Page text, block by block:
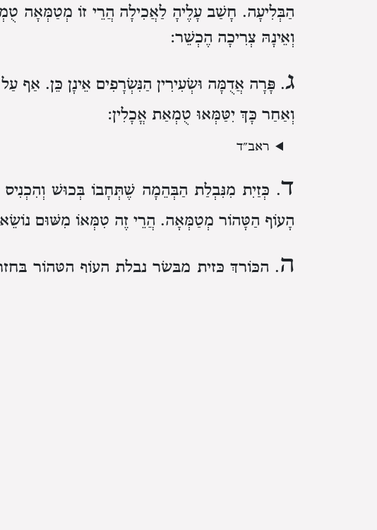
הַבְּלִיעָה. חָשַׁב עָלֶיהָ לַאֲכִילָה הֲרֵי זוֹ מְטַמְּאָה
וְאֵינָהּ צְרִיכָה הֶכְשֵׁר:
ג. פָּרָה אֲדֻמָּה וּשְׂעִירִין הַנִּשְׂרָפִים אֵינָן כֵּן. אַף
וְאַחַר כָּךְ יִטַּמְּאוּ טֻמְאַת אֳכָלִין:
ד. כְּזַיִת מִנִּבְלַת הַבְּהֵמָה שֶׁתְּחָבוֹ בְּכוּשׁ
הָעוֹף הַטָּהוֹר מְטַמְּאָה. הֲרֵי זֶה טִמְּאוֹ מִשּׁוּם
ה. הַכּוֹרֵךְ כְּזַיִת מִבְּשַׂר נִבְלַת הָעוֹף הַטָּהוֹר